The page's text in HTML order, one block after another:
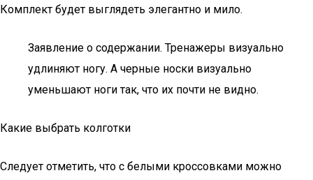
Комплект будет выглядеть элегантно и мило.
Заявление о содержании. Тренажеры визуально
удлиняют ногу. А черные носки визуально
уменьшают ноги так, что их почти не видно.
Какие выбрать колготки
Следует отметить, что с белыми кроссовками можно